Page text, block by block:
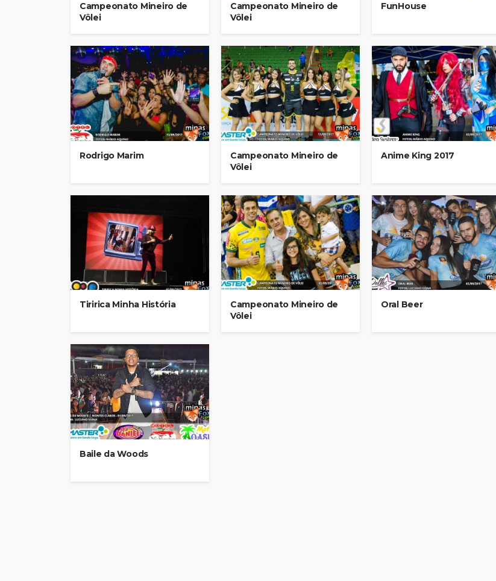
Campeonato Mineiro de
Vôlei
Campeonato Mineiro de
Vôlei
FunHouse
Rodrigo Marim
Campeonato Mineiro de
Vôlei
Anime King 2017
Tiririca Minha História
Campeonato Mineiro de
Vôlei
Oral Beer
Baile da Woods